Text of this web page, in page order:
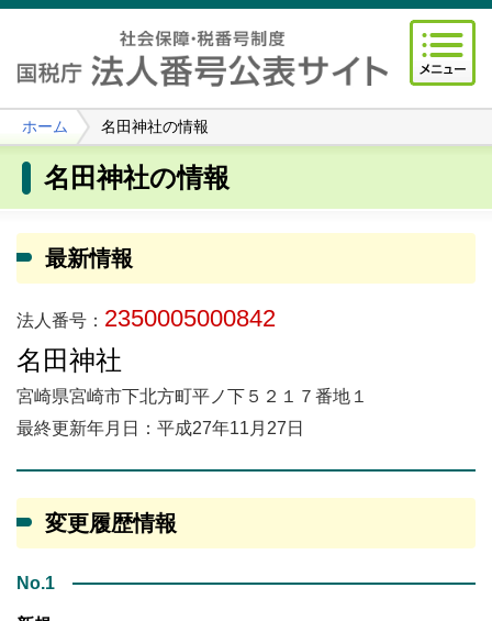
ホーム 名田神社の情報
名田神社の情報
最新情報
法人番号： 2350005000842
名田神社
宮崎県宮崎市下北方町平ノ下５２１７番地１
最終更新年月日：平成27年11月27日
変更履歴情報
No.1